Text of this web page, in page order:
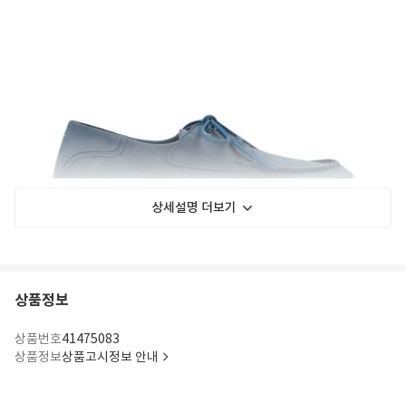
상세설명 더보기
상품정보
상품번호41475083
상품정보상품고시정보 안내